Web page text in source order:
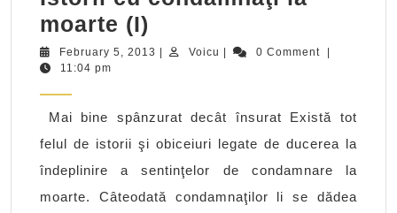
moarte (I)
cu
moarte
(I)
February 5, 2013 FebruaryVoicu Voicu 0 Comment
11:04 pm
Mai bine spânzurat decât însurat Există tot
felul de istorii şi obiceiuri legate de ducerea la
îndeplinire a sentinţelor de condamnare la
moarte. Câteodată condamnaţilor li se dădea